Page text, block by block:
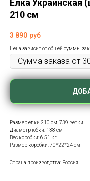
Елка Украинская
210 см
3 890 руб
Цена зависит от общей суммы
Размер елки 210 см, 739 ветки
Диаметр юбки: 138 см
Вес коробки: 6,51 кг
Размер коробки: 70*22*24 см
Страна производства: Россия